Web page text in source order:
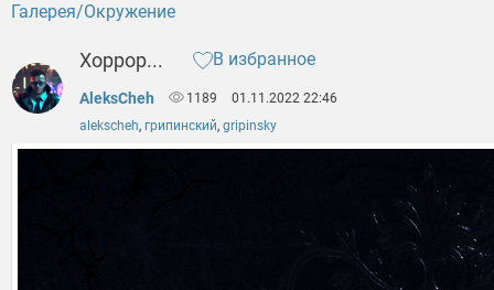
Галерея Окружение
Хоррор... В избранное
AleksCheh 1189
01.11.2022 22:46
alekscheh, грипинский, gripinsky